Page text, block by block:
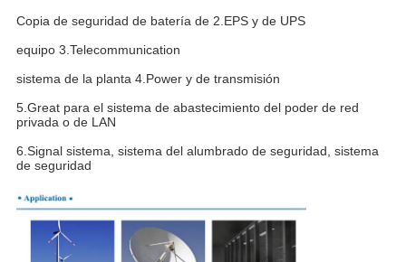
Copia de seguridad de batería de 2.EPS y de UPS
equipo 3.Telecommunication
sistema de la planta 4.Power y de transmisión
5.Great para el sistema de abastecimiento del poder de red
privada o de LAN
6.Signal sistema, sistema del alumbrado de seguridad, sistema
de seguridad